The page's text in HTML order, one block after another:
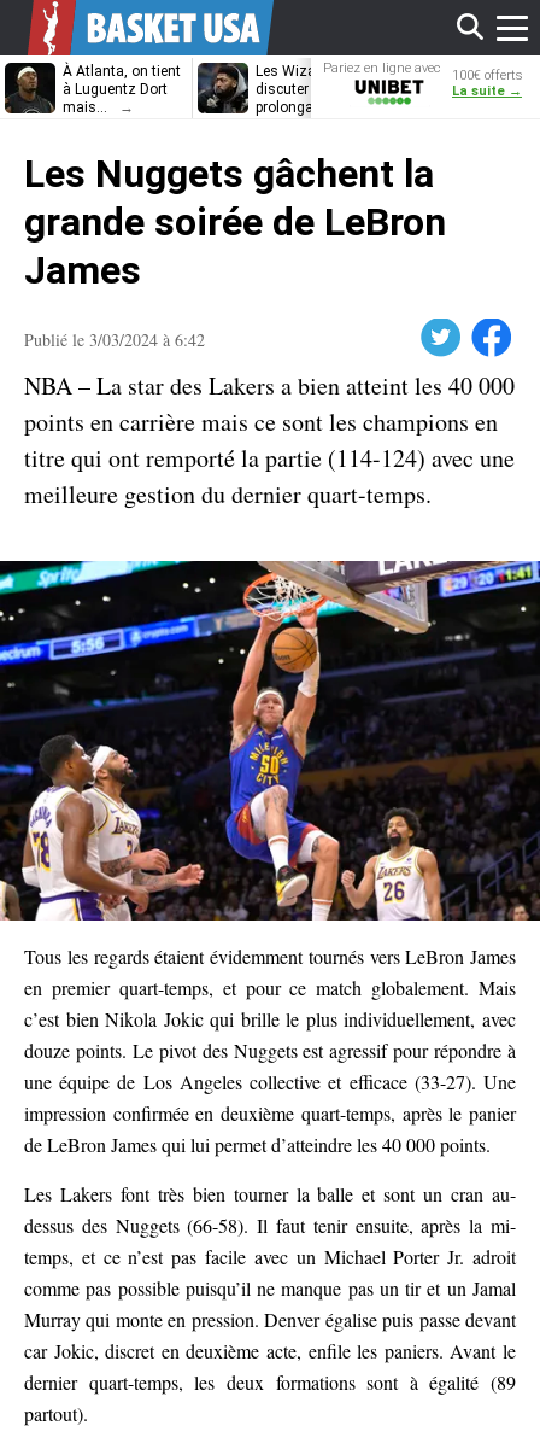
À Atlanta, on tient
à Luguentz Dort
mais…
Les Wizards vont
discuter
prolongation avec
Dennis
découvrira-t-il
Pariez en ligne avec
Unibet
100€ offerts
La suite →
Les Nuggets gâchent la
grande soirée de LeBron
James
Publié le 3/03/2024 à 6:42 Facebook
NBA – La star des Lakers a bien atteint les 40 000
points en carrière mais ce sont les champions en
titre qui ont remporté la partie (114-124) avec une
meilleure gestion du dernier quart-temps.
Tous les regards étaient évidemment tournés vers LeBron James
en premier quart-temps, et pour ce match globalement. Mais
c’est bien Nikola Jokic qui brille le plus individuellement, avec
douze points. Le pivot des Nuggets est agressif pour répondre à
une équipe de Los Angeles collective et efficace (33-27). Une
impression confirmée en deuxième quart-temps, après le panier
de LeBron James qui lui permet d’atteindre les 40 000 points.
Les Lakers font très bien tourner la balle et sont un cran au-
dessus des Nuggets (66-58). Il faut tenir ensuite, après la mi-
temps, et ce n’est pas facile avec un Michael Porter Jr. adroit
comme pas possible puisqu’il ne manque pas un tir et un Jamal
Murray qui monte en pression. Denver égalise puis passe devant
car Jokic, discret en deuxième acte, enfile les paniers. Avant le
dernier quart-temps, les deux formations sont à égalité (89
partout).